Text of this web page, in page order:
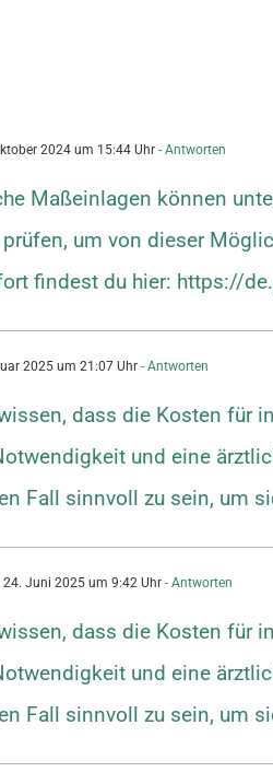
2024 um 15:44 Uhr - Antworten
Maßeinlagen können
prüfen, um von dieser
findest du hier: https://
2025 um 21:07 Uhr - Antworten
dass die Kosten für
und eine
Fall sinnvoll zu sein, um
24. Juni 2025 um 9:42 Uhr - Antworten
dass die Kosten für
und eine
Fall sinnvoll zu sein, um